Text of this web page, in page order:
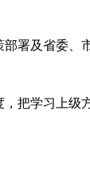
部署及省委、
，把学习上级